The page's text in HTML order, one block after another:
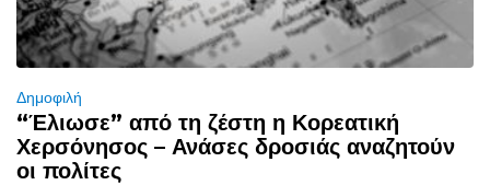
Δημοφιλή
“Έλιωσε” από τη ζέστη η Κορεατική
Χερσόνησος – Ανάσες δροσιάς αναζητούν
οι πολίτες